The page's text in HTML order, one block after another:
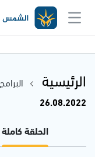
الرئيسية البرامج
26.08.2022
الحلقة كاملة